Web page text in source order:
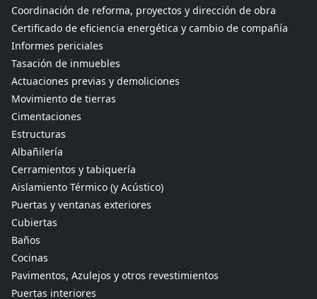
Coordinación de reforma, proyectos y dirección de obra
Certificado de eficiencia energética y cambio de compañía
Informes periciales
Tasación de inmuebles
Actuaciones previas y demoliciones
Movimiento de tierras
Cimentaciones
Estructuras
Albañilería
Cerramientos y tabiquería
Aislamiento Térmico (y Acústico)
Puertas y ventanas exteriores
Cubiertas
Baños
Cocinas
Pavimentos, Azulejos y otros revestimientos
Puertas interiores